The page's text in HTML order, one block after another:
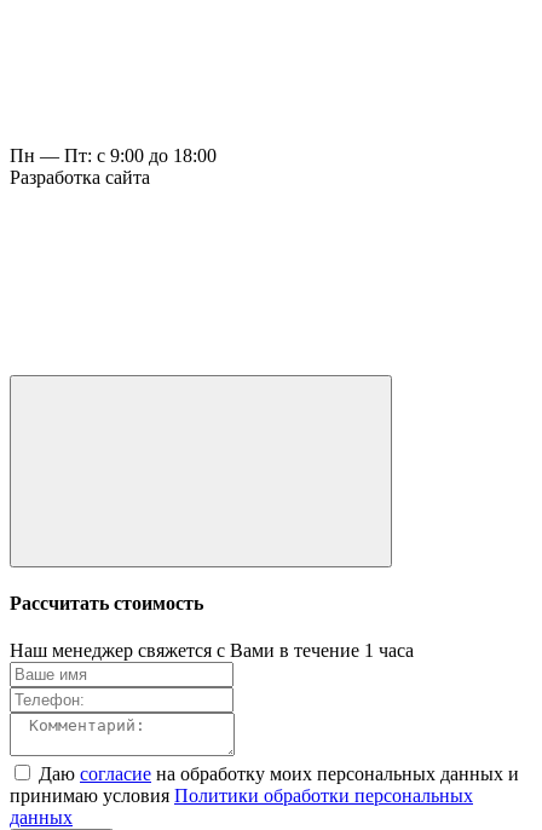
Пн — Пт: с 9:00 до 18:00
Разработка сайта
Рассчитать стоимость
Наш менеджер свяжется с Вами в течение 1 часа
Даю согласие на обработку моих персональных данных и
принимаю условия Политики обработки персональных
данных